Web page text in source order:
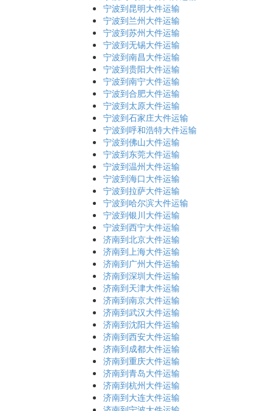
宁波到昆明大件运输
宁波到兰州大件运输
宁波到苏州大件运输
宁波到无锡大件运输
宁波到南昌大件运输
宁波到贵阳大件运输
宁波到南宁大件运输
宁波到合肥大件运输
宁波到太原大件运输
宁波到石家庄大件运输
宁波到呼和浩特大件运输
宁波到佛山大件运输
宁波到东莞大件运输
宁波到温州大件运输
宁波到海口大件运输
宁波到拉萨大件运输
宁波到哈尔滨大件运输
宁波到银川大件运输
宁波到西宁大件运输
济南到北京大件运输
济南到上海大件运输
济南到广州大件运输
济南到深圳大件运输
济南到天津大件运输
济南到南京大件运输
济南到武汉大件运输
济南到沈阳大件运输
济南到西安大件运输
济南到成都大件运输
济南到重庆大件运输
济南到青岛大件运输
济南到杭州大件运输
济南到大连大件运输